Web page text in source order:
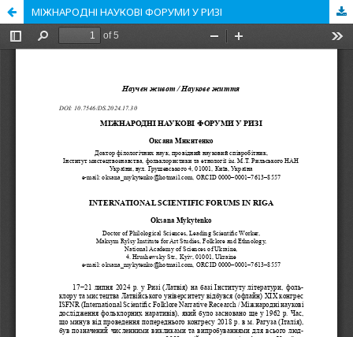
МІЖНАРОДНІ НАУКОВІ ФОРУМИ У РИЗІ